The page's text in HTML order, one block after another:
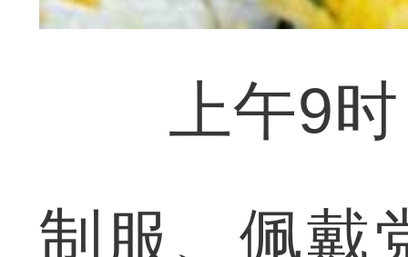
上午9时
制服、佩戴